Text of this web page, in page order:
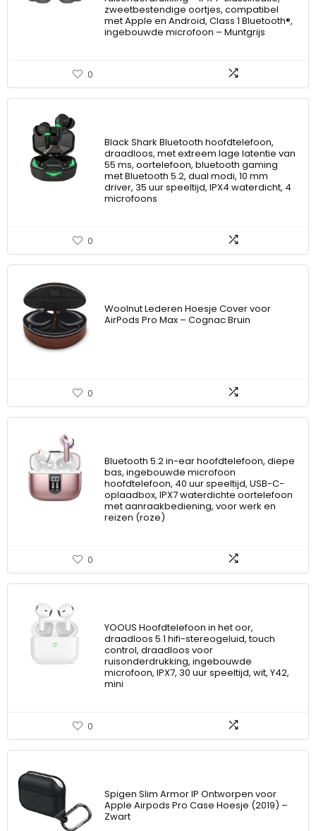
zweetbestendige oortjes, compatibel
met Apple en Android, Class 1 Bluetooth®,
ingebouwde microfoon – Muntgrijs
0
Black Shark Bluetooth hoofdtelefoon,
draadloos, met extreem lage latentie van
55 ms, oortelefoon, bluetooth gaming
met Bluetooth 5.2, dual modi, 10 mm
driver, 35 uur speeltijd, IPX4 waterdicht, 4
microfoons
0
Woolnut Lederen Hoesje Cover voor
AirPods Pro Max – Cognac Bruin
0
Bluetooth 5.2 in-ear hoofdtelefoon, diepe
bas, ingebouwde microfoon
hoofdtelefoon, 40 uur speeltijd, USB-C-
oplaadbox, IPX7 waterdichte oortelefoon
met aanraakbediening, voor werk en
reizen (roze)
0
YOOUS Hoofdtelefoon in het oor,
draadloos 5.1 hifi-stereogeluid, touch
control, draadloos voor
ruisonderdrukking, ingebouwde
microfoon, IPX7, 30 uur speeltijd, wit, Y42,
mini
0
Spigen Slim Armor IP Ontworpen voor
Apple Airpods Pro Case Hoesje (2019) –
Zwart